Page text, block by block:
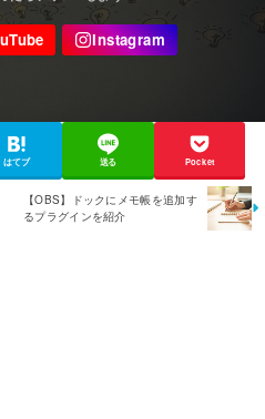
はてブ 送る Pocket
【OBS】ドックにメモ帳を追加す
るプラグインを紹介